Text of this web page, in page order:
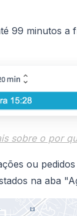
99 minutos a
sobre o por
ou pedidos
na aba